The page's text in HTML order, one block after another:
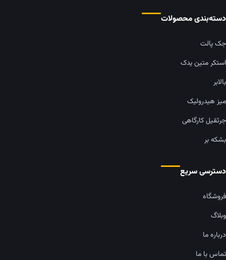
دسته‌بندی محصولات
جک پالت
استکر متین یدک
بالابر
میز هیدرولیک
جرثقیل کارگاهی
بشکه بر
دسترسی سریع
فروشگاه
وبلاگ
درباره ما
تماس با ما